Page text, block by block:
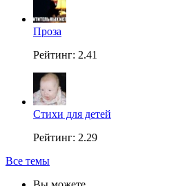
Проза
Рейтинг: 2.41
Стихи для детей
Рейтинг: 2.29
Все темы